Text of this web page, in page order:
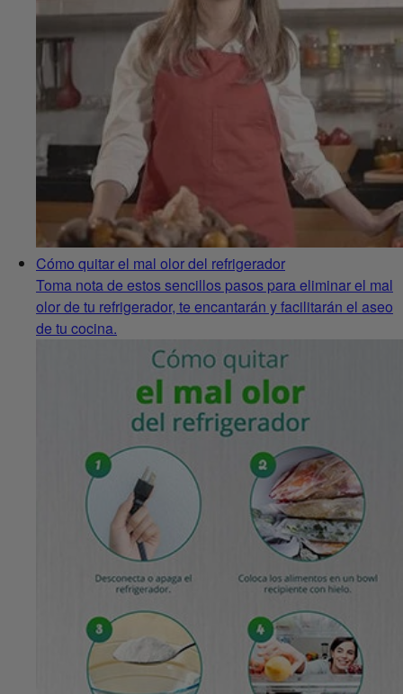
Cómo quitar el mal olor del refrigerador
Toma nota de estos sencillos pasos para eliminar el mal
olor de tu refrigerador, te encantarán y facilitarán el aseo
de tu cocina.